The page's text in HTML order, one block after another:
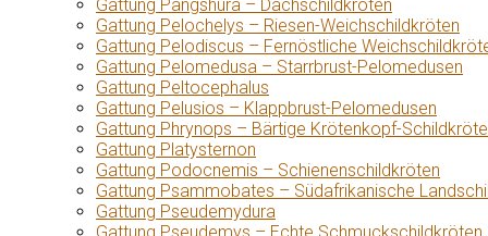
Gattung Pangshura – Dachschildkröten
Gattung Pelochelys – Riesen-Weichschildkröten
Gattung Pelodiscus – Fernöstliche
Gattung Pelomedusa – Starrbrust-Pelomedusen
Gattung Peltocephalus
Gattung Pelusios – Klappbrust-Pelomedusen
Gattung Phrynops – Bärtige Krötenkopf-
Gattung Platysternon
Gattung Podocnemis – Schienenschildkröten
Gattung Psammobates – Südafrikanische
Gattung Pseudemydura